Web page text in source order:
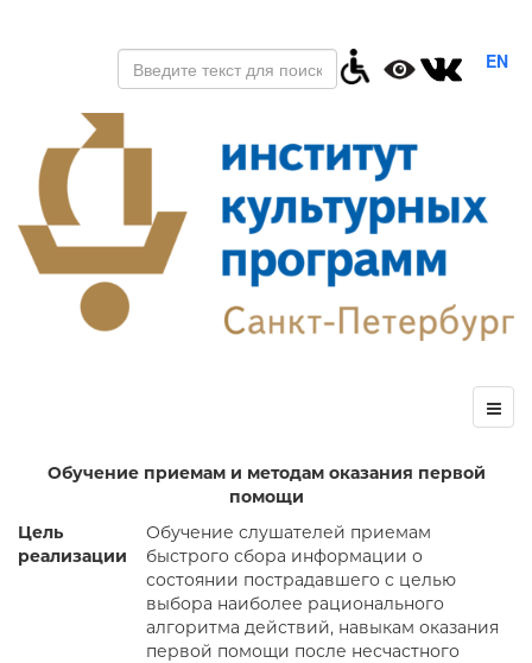
EN
Обучение приемам и методам оказания первой
помощи
Цель
реализации
Обучение слушателей приемам
быстрого сбора информации о
состоянии пострадавшего с целью
выбора наиболее рационального
алгоритма действий, навыкам оказания
первой помощи после несчастного